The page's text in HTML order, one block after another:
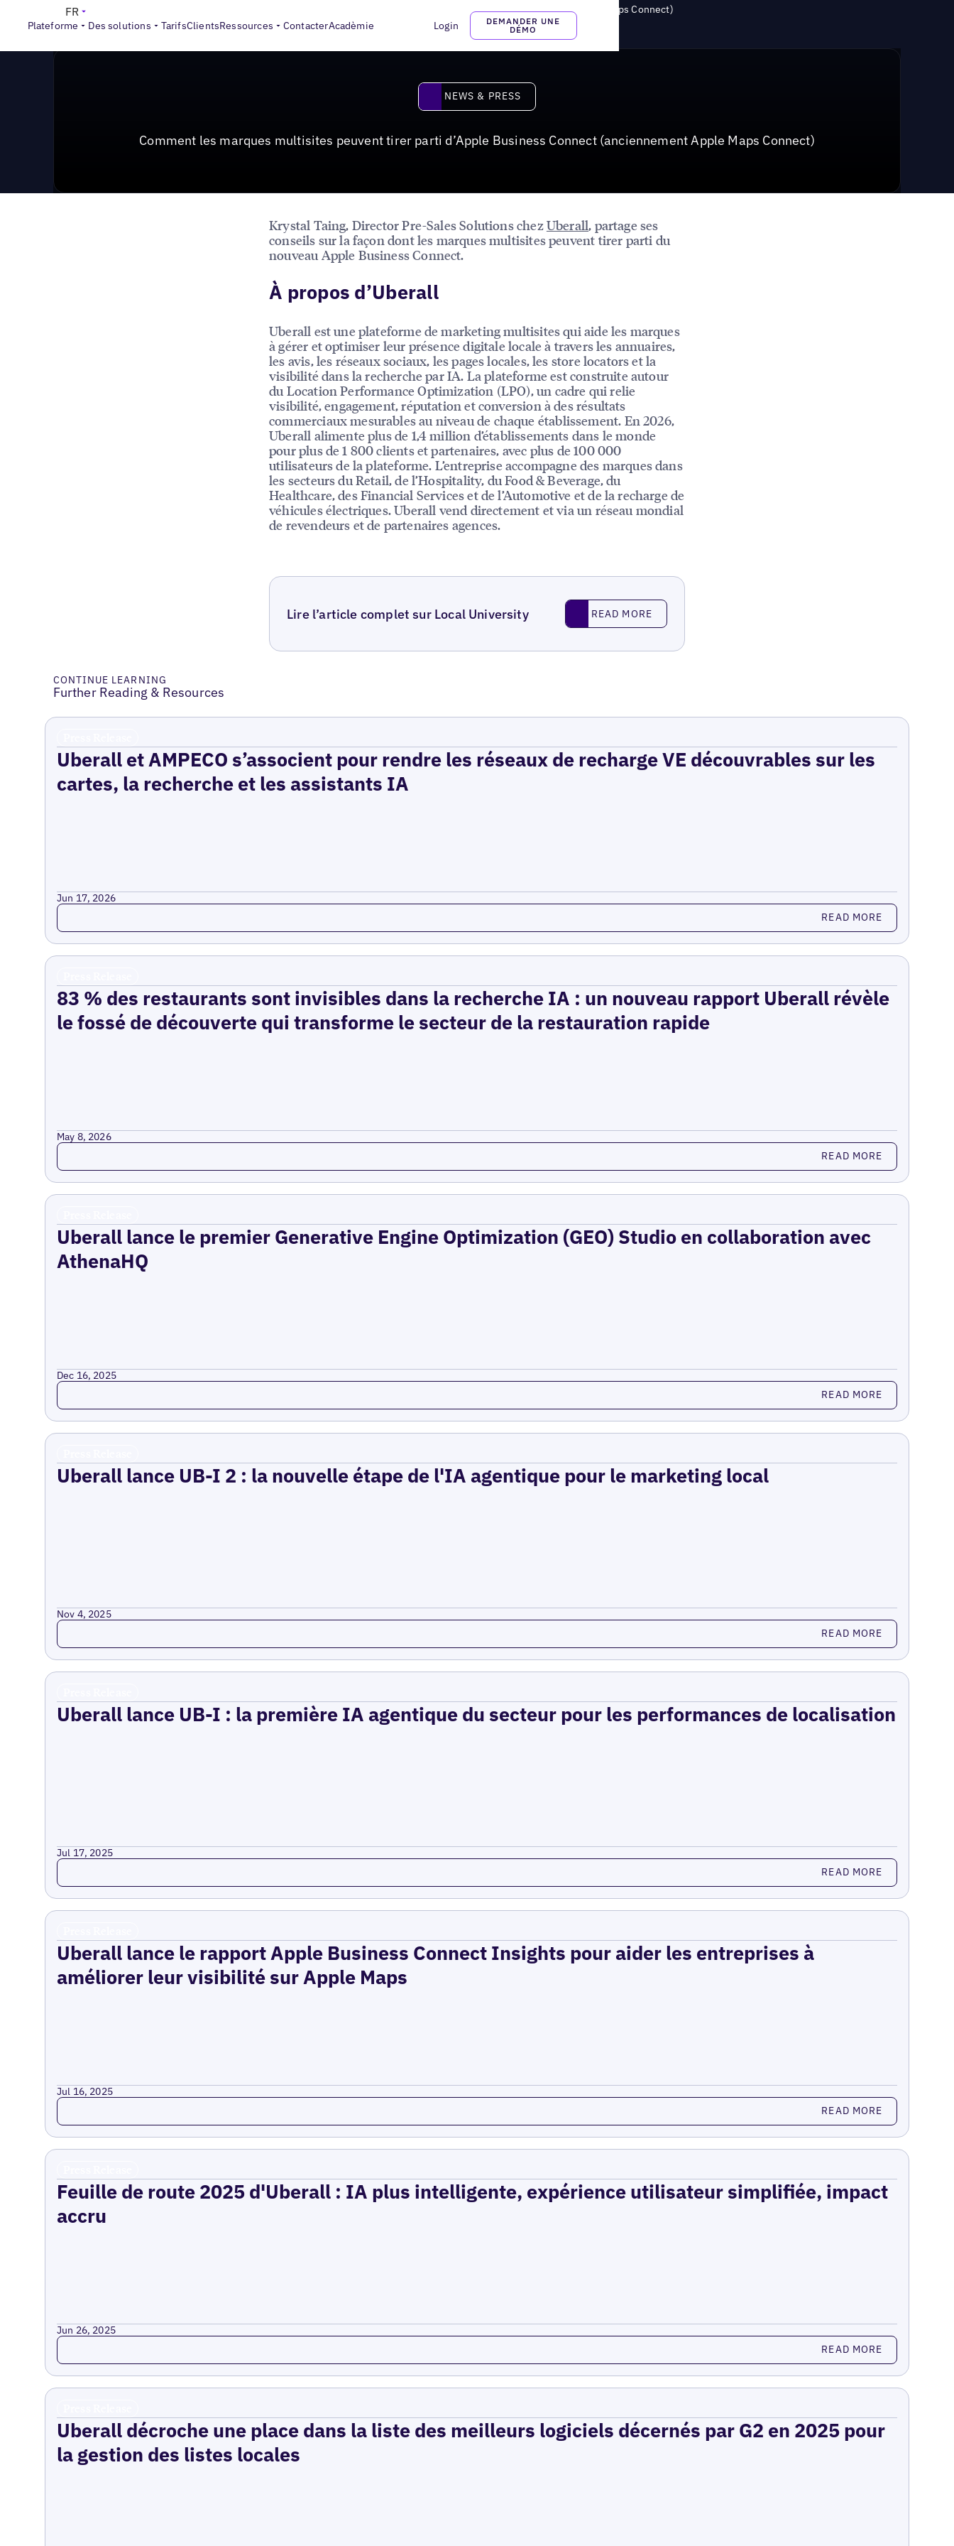
Plateforme Des solutions TarifsClientsRessources ContacterAcadèmie Login
DEMANDER UNE
DÉMO
FR
News & Press Comment les marques multisites peuvent tirer parti d’Apple Business Connect (anciennement Apple Maps Connect)
News & Press
NEWS & PRESS
Comment les marques multisites peuvent tirer parti d’Apple Business Connect (anciennement Apple Maps Connect)
Krystal Taing, Director Pre-Sales Solutions chezUberall, partage ses
conseils sur la façon dont les marques multisites peuvent tirer parti du
nouveau Apple Business Connect.
À propos d’Uberall
Uberall est une plateforme de marketing multisites qui aide les marques
à gérer et optimiser leur présence digitale locale à travers les annuaires,
les avis, les réseaux sociaux, les pages locales, les store locators et la
visibilité dans la recherche par IA. La plateforme est construite autour
du Location Performance Optimization (LPO), un cadre qui relie
visibilité, engagement, réputation et conversion à des résultats
commerciaux mesurables au niveau de chaque établissement. En 2026,
Uberall alimente plus de 1,4 million d’établissements dans le monde
pour plus de 1 800 clients et partenaires, avec plus de 100 000
utilisateurs de la plateforme. L’entreprise accompagne des marques dans
les secteurs du Retail, de l’Hospitality, du Food & Beverage, du
Healthcare, des Financial Services et de l’Automotive et de la recharge de
véhicules électriques. Uberall vend directement et via un réseau mondial
de revendeurs et de partenaires agences.
Lire l’article complet sur Local University Read More
READ MORE
CONTINUE LEARNING
Further Reading & Resources
Uberall et AMPECO s’associent pour rendre les réseaux de recharge VE découvrables sur les
cartes, la recherche et les assistants IA
Jun 17, 2026
Read more READ MORE
83 % des restaurants sont invisibles dans la recherche IA : un nouveau rapport Uberall révèle
le fossé de découverte qui transforme le secteur de la restauration rapide
May 8, 2026
Read more READ MORE
Uberall lance le premier Generative Engine Optimization (GEO) Studio en collaboration avec
AthenaHQ
Dec 16, 2025
Read more READ MORE
Uberall lance UB-I 2 : la nouvelle étape de l'IA agentique pour le marketing local
Nov 4, 2025
Read more READ MORE
Uberall lance UB-I : la première IA agentique du secteur pour les performances de localisation
Jul 17, 2025
Read more READ MORE
Uberall lance le rapport Apple Business Connect Insights pour aider les entreprises à
améliorer leur visibilité sur Apple Maps
Jul 16, 2025
Read more READ MORE
Feuille de route 2025 d'Uberall : IA plus intelligente, expérience utilisateur simplifiée, impact
accru
Jun 26, 2025
Read more READ MORE
Uberall décroche une place dans la liste des meilleurs logiciels décernés par G2 en 2025 pour
la gestion des listes locales